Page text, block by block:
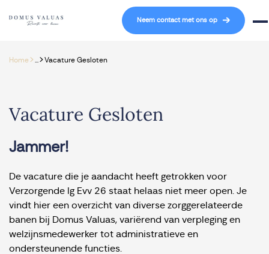
Navigatie overslaan
Neem contact met ons op
Home> >Vacature Gesloten
Vacature Gesloten
Jammer!
De vacature die je aandacht heeft getrokken voor
Verzorgende Ig Evv 26 staat helaas niet meer open. Je
vindt hier een overzicht van diverse zorggerelateerde
banen bij Domus Valuas, variërend van verpleging en
welzijnsmedewerker tot administratieve en
ondersteunende functies.